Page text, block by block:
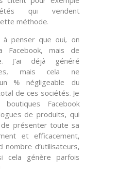
qui vendent
méthode.
à penser que oui, on
Facebook, mais de
. J’ai déjà généré
mais cela ne
% négligeable du
de ces sociétés. Je
Facebook
de produits, qui
présenter toute sa
et efficacement,
nombre d’utilisateurs,
cela génère parfois